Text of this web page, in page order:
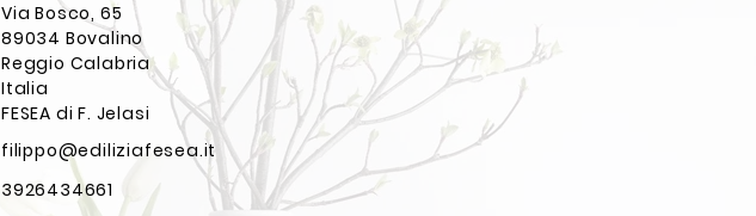
Via Bosco, 65
89034 Bovalino
Reggio Calabria
Italia
FESEA di F. Jelasi
filippo@ediliziafesea.it
3926434661